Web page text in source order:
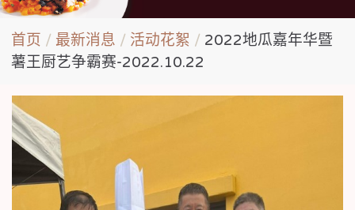
首页 最新消息 活动花絮
2022地瓜嘉年华暨
薯王厨艺争霸赛-2022.10.22